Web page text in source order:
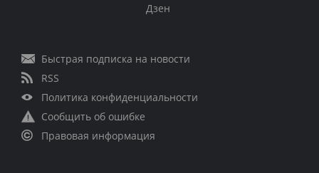
Дзен
Быстрая подписка на новости
RSS
Политика конфиденциальности
Сообщить об ошибке
Правовая информация